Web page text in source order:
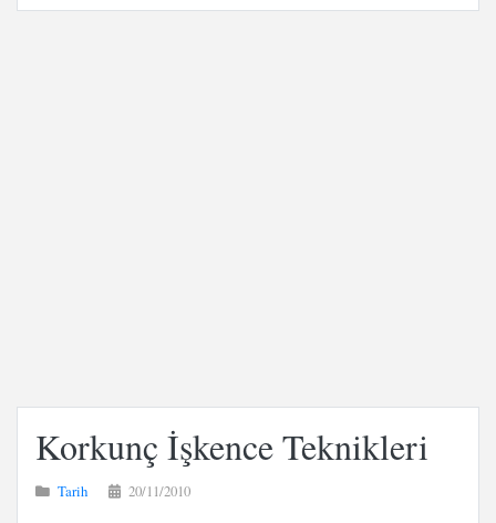
Korkunç İşkence Teknikleri
Tarih 20/11/2010